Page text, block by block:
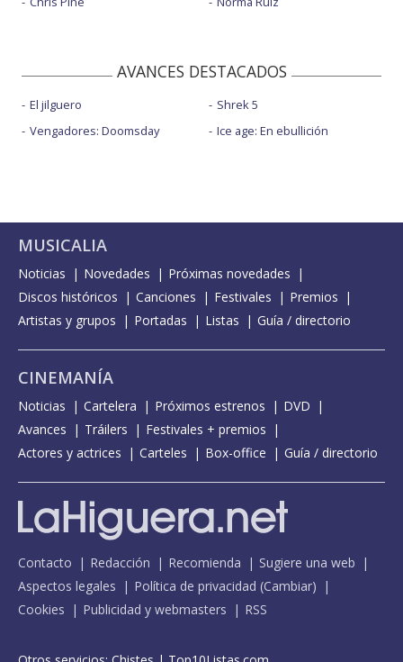
AVANCES DESTACADOS
El jilguero
Vengadores: Doomsday
Shrek 5
Ice age: En ebullición
MUSICALIA
Noticias Novedades
Próximas novedades
Discos históricos
Canciones Festivales
Premios
Artistas y grupos
Portadas Listas Guía / directorio
CINEMANÍA
Noticias Cartelera Próximos estrenos
DVD
Avances
Tráilers
Festivales + premios
Actores y actrices
Carteles Box-office Guía / directorio
Contacto Redacción Recomienda
Sugiere una web
Aspectos legales
Política de privacidad (Cambiar)
Cookies
Publicidad y webmasters RSS